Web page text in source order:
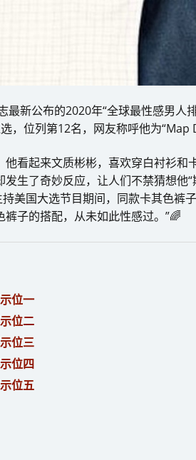
最新公布的2020年“全球最性感男人
，位列第12名，网友称呼他为“Map
看起来文质彬彬，喜欢穿白衬衫和
生了奇妙反应，让人们不禁猜想他“
美国大选节目期间，同款卡其色裤
子的搭配，从未如此性感过。”🌈
位一
位二
位三
位四
位五